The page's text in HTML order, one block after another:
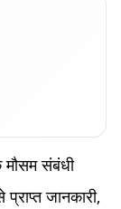
संबंधी
जानकारी,